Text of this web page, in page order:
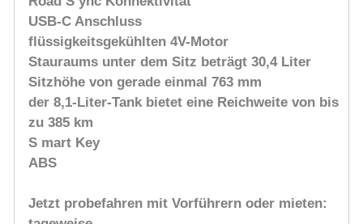
USB-C Anschluss
flüssigkeitsgekühlten 4V-Motor
Stauraums unter dem Sitz beträgt 30,4 Liter
Sitzhöhe von gerade einmal 763 mm
der 8,1-Liter-Tank bietet eine Reichweite von bis
zu 385 km
S mart Key
ABS
Jetzt probefahren mit Vorführern oder mieten: